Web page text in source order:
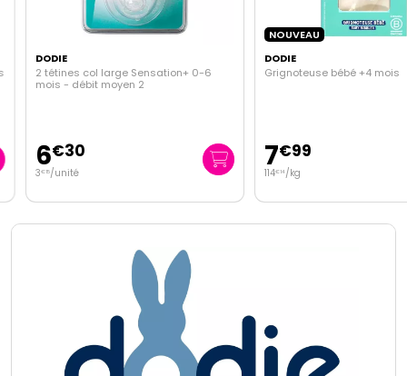
DODIE
2 tétines col large Sensation+ 0-6
mois - débit moyen 2
6€30
15/unité
NOUVEAU
DODIE
Grignoteuse bébé +4 mois
7€99
€ 14/kg